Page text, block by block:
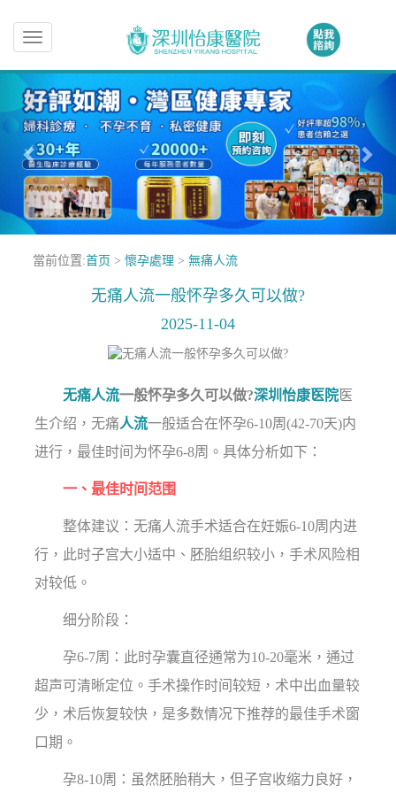
Toggle
navigation
當前位置:首页 > 懷孕處理 > 無痛人流
无痛人流一般怀孕多久可以做?
2025-11-04
无痛人流一般怀孕多久可以做?深圳怡康医院医
生介绍，无痛人流一般适合在怀孕6-10周(42-70天)内
进行，最佳时间为怀孕6-8周。具体分析如下：
一、最佳时间范围
整体建议：无痛人流手术适合在妊娠6-10周内进
行，此时子宫大小适中、胚胎组织较小，手术风险相
对较低。
细分阶段：
孕6-7周：此时孕囊直径通常为10-20毫米，通过
超声可清晰定位。手术操作时间较短，术中出血量较
少，术后恢复较快，是多数情况下推荐的最佳手术窗
口期。
孕8-10周：虽然胚胎稍大，但子宫收缩力良好，